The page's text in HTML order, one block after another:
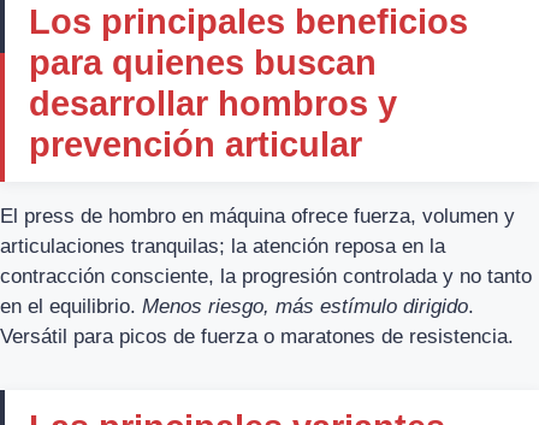
Los principales beneficios
para quienes buscan
desarrollar hombros y
prevención articular
El press de hombro en máquina ofrece fuerza, volumen y
articulaciones tranquilas; la atención reposa en la
contracción consciente, la progresión controlada y no tanto
en el equilibrio. Menos riesgo, más estímulo dirigido.
Versátil para picos de fuerza o maratones de resistencia.